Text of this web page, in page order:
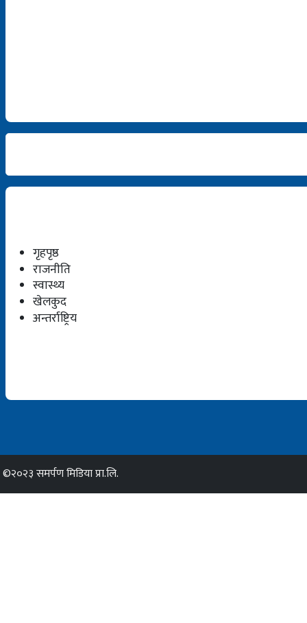
गृहपृष्ठ
राजनीति
स्वास्थ्य
खेलकुद
अन्तर्राष्ट्रिय
©२०२३ समर्पण मिडिया प्रा.लि.